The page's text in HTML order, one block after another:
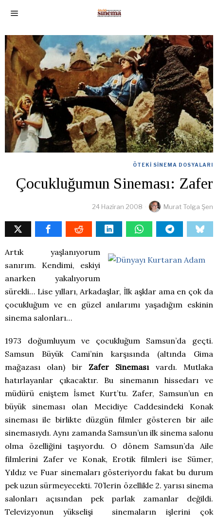
ÖTEKI SINEMA DOSYALARI
Çocukluğumun Sineması: Zafer
24 Haziran 2008 Murat Tolga Şen
Artık yaşlanıyorum
sanırım. Kendimi, eskiyi
anarken yakalıyorum
sürekli… Lise yılları, Arkadaşlar, İlk aşklar ama en çok da
çocukluğum ve en güzel anılarımı yaşadığım eskinin
sinema salonları…
1973 doğumluyum ve çocukluğum
Samsun’da geçti.
Samsun Büyük Cami’nin karşısında (altında Gima
mağazası olan) bir Zafer Sinemasıvardı. Mutlaka
hatırlayanlar çıkacaktır. Bu sinemanın hissedarı ve
müdürü eniştem İsmet Kurt’tu. Zafer, Samsun’un en
büyük sineması olan Mecidiye Caddesindeki Konak
sineması ile birlikte düzgün filmler gösteren bir aile
sinemasıydı. Aynı zamanda Samsun’un ilk sinema salonu
olma özelliğini taşıyordu. O dönem Samsun’da Aile
filmlerini Zafer ve Konak, Erotik filmleri ise Sümer,
Yıldız ve Fuar sinemaları gösteriyordu fakat bu durum
pek uzun sürmeyecekti. 70’lerin özellikle 2. yarısı sinema
salonları açısından pek parlak zamanlar değildi.
Televizyonun yükselişi sinemaların işlerini çok